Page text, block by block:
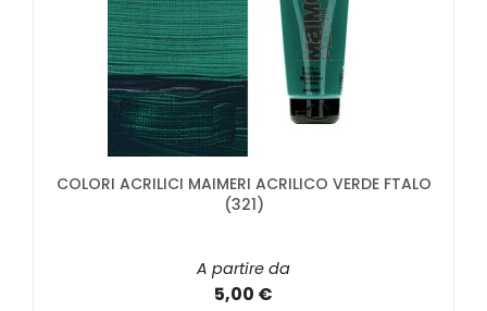
COLORI ACRILICI MAIMERI ACRILICO VERDE FTALO
(321)
A partire da
5,00 €